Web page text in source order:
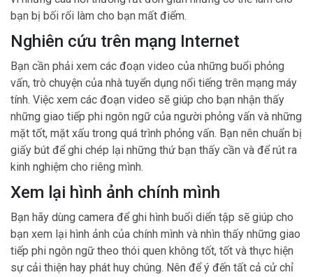
bạn bị bối rối làm cho bạn mất điểm.
Nghiên cứu trên mạng Internet
Bạn cần phải xem các đoạn video của những buổi phỏng
vấn, trò chuyện của nhà tuyển dụng nổi tiếng trên mạng máy
tính. Việc xem các đoạn video sẽ giúp cho bạn nhận thấy
những giao tiếp phi ngôn ngữ của người phỏng vấn và những
mặt tốt, mặt xấu trong quá trình phỏng vấn. Bạn nên chuẩn bị
giấy bút để ghi chép lại những thứ bạn thấy cần và để rút ra
kinh nghiệm cho riêng mình.
Xem lại hình ảnh chính mình
Bạn hãy dùng camera để ghi hình buổi diển tập sẽ giúp cho
bạn xem lại hình ảnh của chính mình và nhìn thấy những giao
tiếp phi ngôn ngữ theo thói quen không tốt, tốt và thực hiện
sự cải thiện hay phát huy chúng. Nên để ý đến tất cả cử chỉ